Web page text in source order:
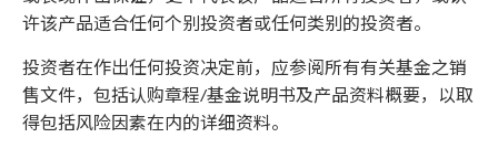
许该产品适合任何个别投资者或任何类别的投资者。
投资者在作出任何投资决定前，应参阅所有有关基金之销
售文件，包括认购章程/基金说明书及产品资料概要，以取
得包括风险因素在内的详细资料。